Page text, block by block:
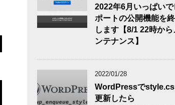
2022年6月いっぱいで
ポートの公開機能を
します【8/1 22時から
ンテナンス】
2022/01/28
WordPressで
更新したら